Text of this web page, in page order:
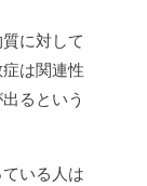
に対して
は関連性
るという
いる人は